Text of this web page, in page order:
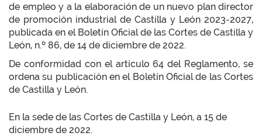
de empleo y a la elaboración de un nuevo plan director
de promoción industrial de Castilla y León 2023-2027,
publicada en el Boletín Oficial de las Cortes de Castilla y
León, n.º 86, de 14 de diciembre de 2022.
De conformidad con el artículo 64 del Reglamento, se
ordena su publicación en el Boletín Oficial de las Cortes
de Castilla y León.
En la sede de las Cortes de Castilla y León, a 15 de
diciembre de 2022.